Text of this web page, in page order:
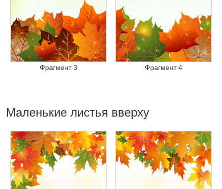
Фрагмент 3 Фрагмент 4
Маленькие листья вверху